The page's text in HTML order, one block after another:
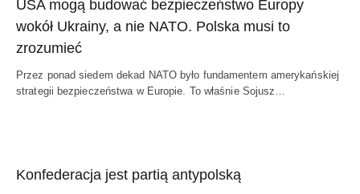
USA mogą budować bezpieczeństwo Europy
wokół Ukrainy, a nie NATO. Polska musi to
zrozumieć
Przez ponad siedem dekad NATO było fundamentem amerykańskiej
strategii bezpieczeństwa w Europie. To właśnie Sojusz…
Konfederacja jest partią antypolską